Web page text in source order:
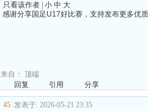
只看该作者 小 中 大
感谢分享国足U17好比赛，支持发布更多优
来自： 顶端
回复
引用 分享
45 发表于: 2026-05-21 23:35